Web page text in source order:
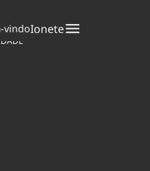
Indicadores
vindoIonete